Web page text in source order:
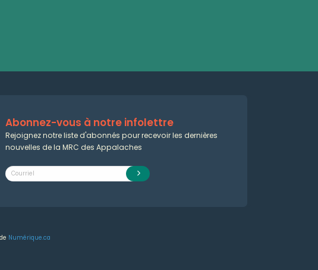
Abonnez-vous à notre infolettre
Rejoignez notre liste d'abonnés pour recevoir les dernières
nouvelles de la MRC des Appalaches
Numérique.ca